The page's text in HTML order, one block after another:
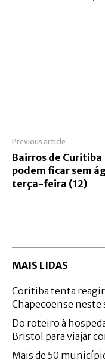
Previous article
Bairros de Curitiba
podem ficar sem
terça-feira (12)
MAIS LIDAS
Coritiba tenta
Chapecoense neste
Do roteiro à
Bristol para viajar
Mais de 50